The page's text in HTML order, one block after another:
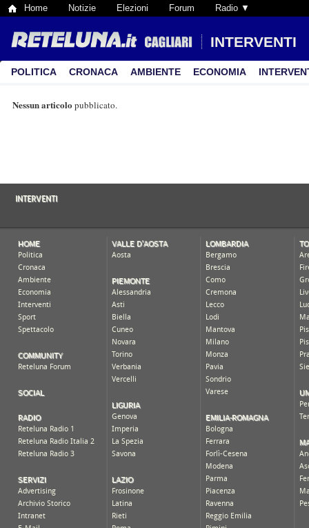
Home Notizie Elezioni Forum Radio ▼
INTERVENTI
POLITICA CRONACA AMBIENTE ECONOMIA
Nessun articolo pubblicato.